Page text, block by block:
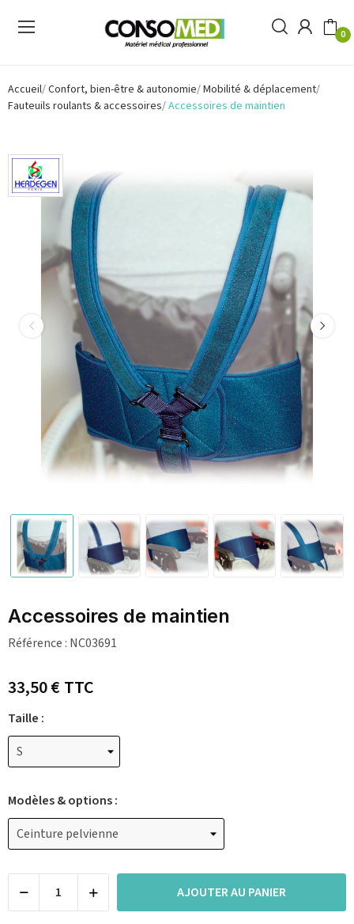
0
Accueil Confort, bien-être & autonomie Mobilité & déplacement
Fauteuils roulants & accessoires Accessoires de maintien
Accessoires de maintien
Référence : NC03691
33,50 €TTC
Taille :
Modèles & options :
AJOUTER AU PANIER